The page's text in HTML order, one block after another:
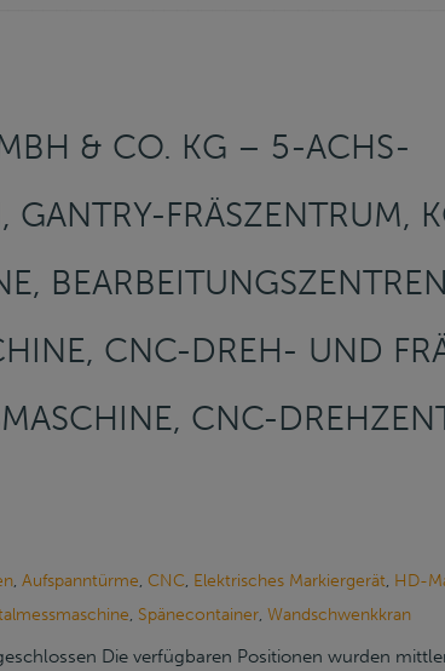
& CO. KG – 5-ACHS-
GANTRY-FRÄSZENTRUM,
CNC-DREH- UND
CNC-
, Aufspanntürme, CNC, Elektrisches Markiergerät, HD-
, Spänecontainer, Wandschwenkkran
Die verfügbaren Positionen wurden